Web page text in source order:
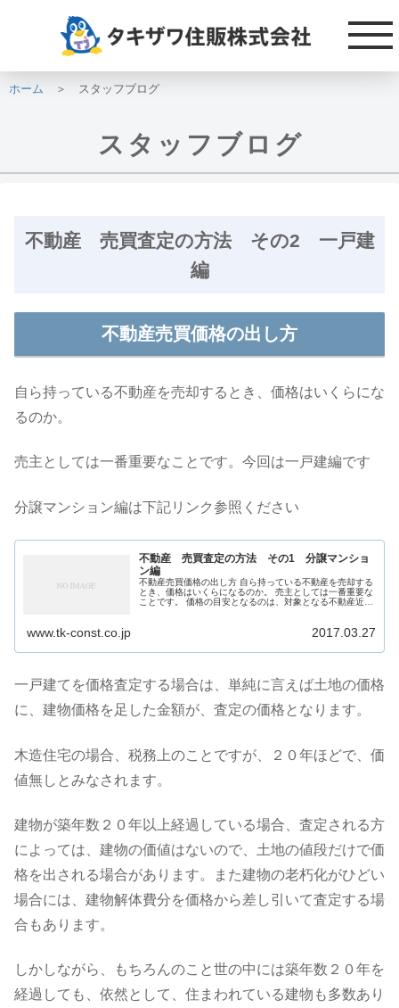
ホーム ＞ スタッフブログ
スタッフブログ
不動産 売買査定の方法 その2 一戸建 編
不動産 売買査定の方法 その2 一戸建
編
不動産売買価格の出し方
自ら持っている不動産を売却するとき、価格はいくらにな
るのか。
売主としては一番重要なことです。今回は一戸建編です
分譲マンション編は下記リンク参照ください
不動産 売買査定の方法 その1 分譲マンショ
ン編
不動産売買価格の出し方 自ら持っている不動産を売却する
とき、価格はいくらになるのか。 売主としては一番重要な
ことです。 価格の目安となるのは、対象となる不動産近隣
www.tk-const.co.jp 2017.03.27
一戸建てを価格査定する場合は、単純に言えば土地の価格
に、建物価格を足した金額が、査定の価格となります。
木造住宅の場合、税務上のことですが、２０年ほどで、価
値無しとみなされます。
建物が築年数２０年以上経過している場合、査定される方
によっては、建物の価値はないので、土地の値段だけで価
格を出される場合があります。また建物の老朽化がひどい
場合には、建物解体費分を価格から差し引いて査定する場
合もあります。
しかしながら、もちろんのこと世の中には築年数２０年を
経過しても、依然として、住まわれている建物も多数あり